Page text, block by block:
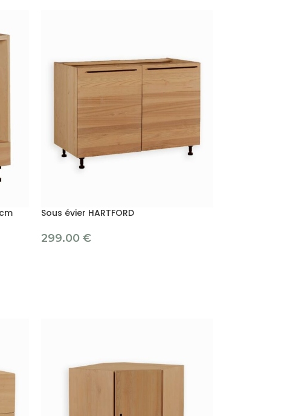
Sous évier HARTFORD
299.00 €